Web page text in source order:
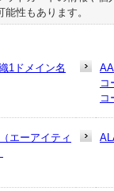
能性もあります。
1ドメイン名
コ
コ
エーアイティ